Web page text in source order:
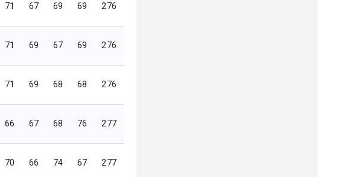
71 67 69 69 276
71 69 67 69 276
71 69 68 68 276
66 67 68 76 277
70 66 74 67 277